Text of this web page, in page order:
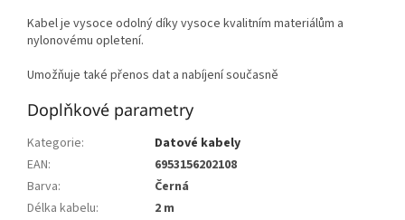
Kabel je vysoce odolný díky vysoce kvalitním materiálům a
nylonovému opletení.
Umožňuje také přenos dat a nabíjení současně
Doplňkové parametry
Kategorie:
Datové kabely
EAN:
6953156202108
Barva:
Černá
Délka kabelu:
2 m